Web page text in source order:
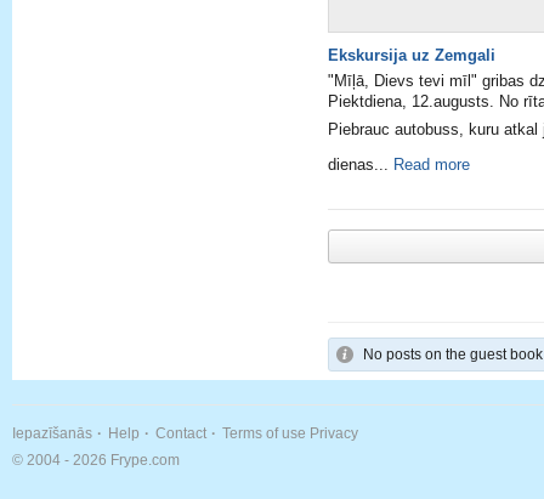
Ekskursija uz Zemgali
"Mīļā, Dievs tevi mīl" gribas
Piektdiena, 12.augusts. No
Piebrauc autobuss, kuru
dienas... Read more
No posts on the guest book
Iepazīšanās Help Contact Terms of use Privacy
© 2004 - 2026 Frype.com